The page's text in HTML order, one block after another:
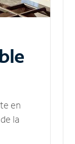
en
la